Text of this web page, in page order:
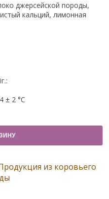
джерсейской породы,
кальций, лимонная
± 2 °С
из коровьего